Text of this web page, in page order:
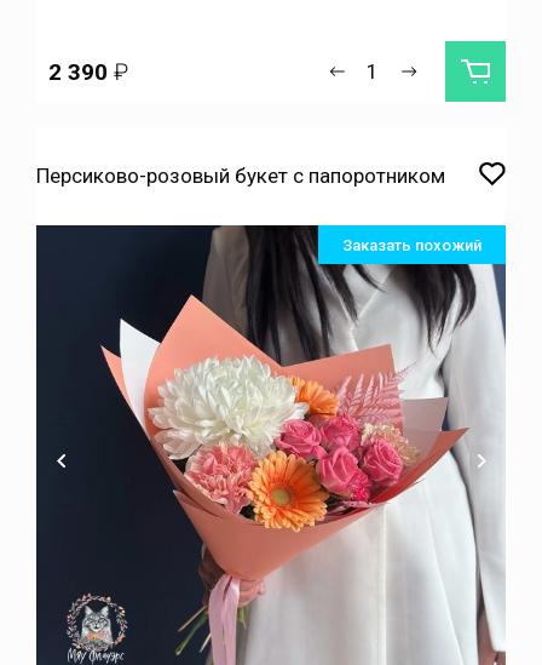
2 390 ₽
Заказать похожий
Персиково-розовый букет с папоротником